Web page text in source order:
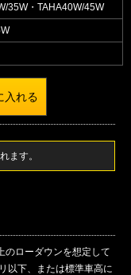
35W・TAHA40W/45W
ます。
のローダウンを想定して
以下、または標準車高に